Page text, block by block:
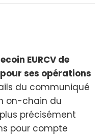
EURCV de
pour ses opérations
du communiqué
on-chain du
précisément
pour compte